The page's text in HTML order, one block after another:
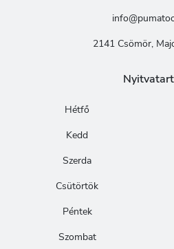
2141 Csömör,
Hétfő
Kedd
Szerda
Csütörtök
Péntek
Szombat